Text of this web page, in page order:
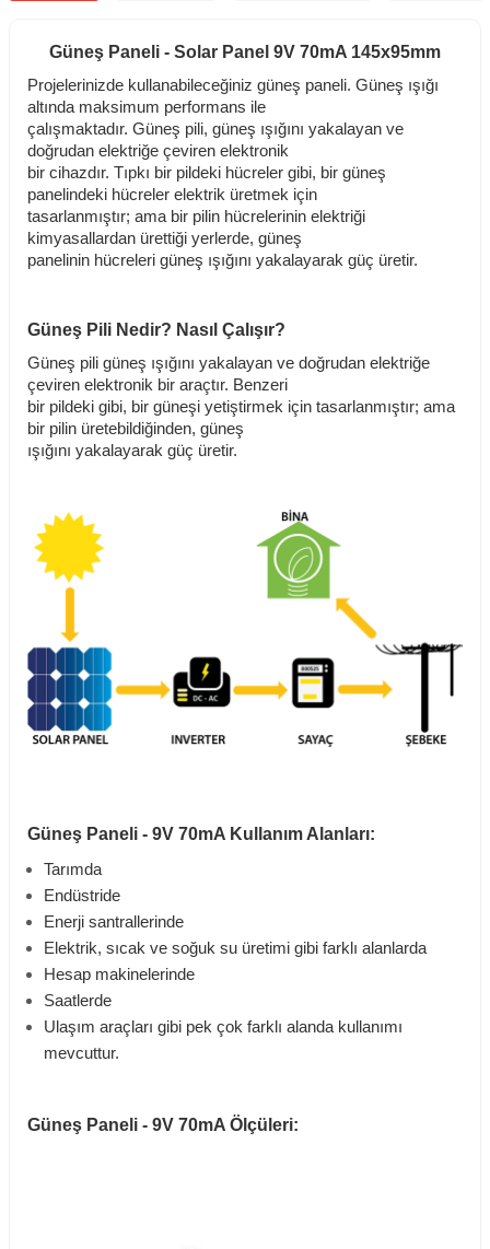
Güneş Paneli - Solar Panel 9V 70mA 145x95mm
Projelerinizde kullanabileceğiniz güneş paneli. Güneş ışığı
altında maksimum performans ile
çalışmaktadır. Güneş pili, güneş ışığını yakalayan ve
doğrudan elektriğe çeviren elektronik
bir cihazdır. Tıpkı bir pildeki hücreler gibi, bir güneş
panelindeki hücreler elektrik üretmek için
tasarlanmıştır; ama bir pilin hücrelerinin elektriği
kimyasallardan ürettiği yerlerde, güneş
panelinin hücreleri güneş ışığını yakalayarak güç üretir.
Güneş Pili Nedir? Nasıl Çalışır?
Güneş pili güneş ışığını yakalayan ve doğrudan elektriğe
çeviren elektronik bir araçtır. Benzeri
bir pildeki gibi, bir güneşi yetiştirmek için tasarlanmıştır; ama
bir pilin üretebildiğinden, güneş
ışığını yakalayarak güç üretir.
Güneş Paneli - 9V 70mA Kullanım Alanları:
Tarımda
Endüstride
Enerji santrallerinde
Elektrik, sıcak ve soğuk su üretimi gibi farklı alanlarda
Hesap makinelerinde
Saatlerde
Ulaşım araçları gibi pek çok farklı alanda kullanımı
mevcuttur.
Güneş Paneli - 9V 70mA Ölçüleri: